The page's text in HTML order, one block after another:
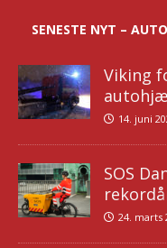
SENESTE NYT –
Viking
14. juni
SOS
24. marts